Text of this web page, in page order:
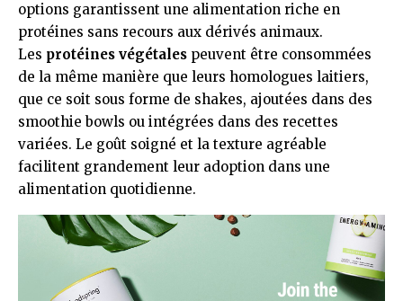
options garantissent une alimentation riche en
protéines sans recours aux dérivés animaux.
Les protéines végétales peuvent être consommées
de la même manière que leurs homologues laitiers,
que ce soit sous forme de shakes, ajoutées dans des
smoothie bowls ou intégrées dans des recettes
variées. Le goût soigné et la texture agréable
facilitent grandement leur adoption dans une
alimentation quotidienne.